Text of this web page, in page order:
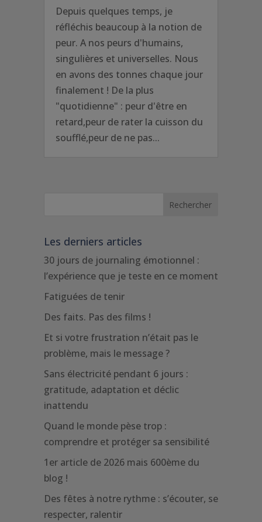
Depuis quelques temps, je
réfléchis beaucoup à la notion de
peur. A nos peurs d'humains,
singulières et universelles. Nous
en avons des tonnes chaque jour
finalement ! De la plus
"quotidienne" : peur d'être en
retard,peur de rater la cuisson du
soufflé,peur de ne pas...
Les derniers articles
30 jours de journaling émotionnel :
l’expérience que je teste en ce moment
Fatiguées de tenir
Des faits. Pas des films !
Et si votre frustration n’était pas le
problème, mais le message ?
Sans électricité pendant 6 jours :
gratitude, adaptation et déclic
inattendu
Quand le monde pèse trop :
comprendre et protéger sa sensibilité
1er article de 2026 mais 600ème du
blog !
Des fêtes à notre rythme : s’écouter, se
respecter, ralentir